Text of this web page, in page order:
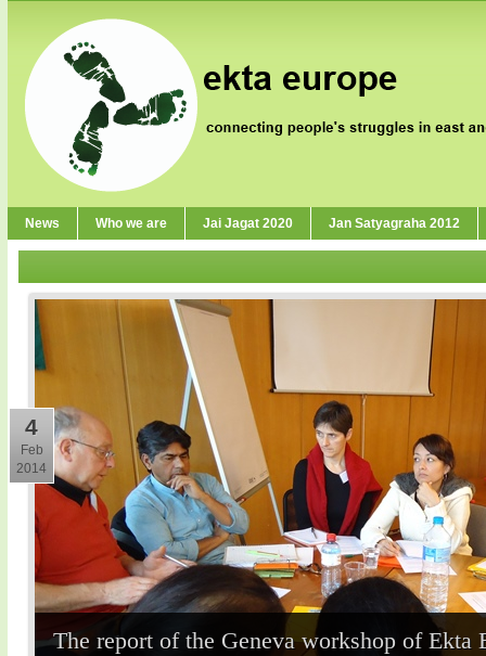
News Who we are Jai Jagat 2020 Jan Satyagraha 2012
The report of the Geneva workshop of Ekta
4
Feb
2014